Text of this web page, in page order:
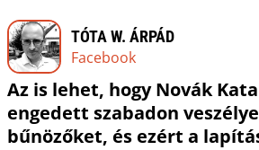
TÓTA W. ÁRPÁD
Facebook
Az is lehet, hogy Novák
engedett szabadon
bűnözőket, és ezért a